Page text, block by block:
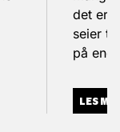
det er
seier
på
LES